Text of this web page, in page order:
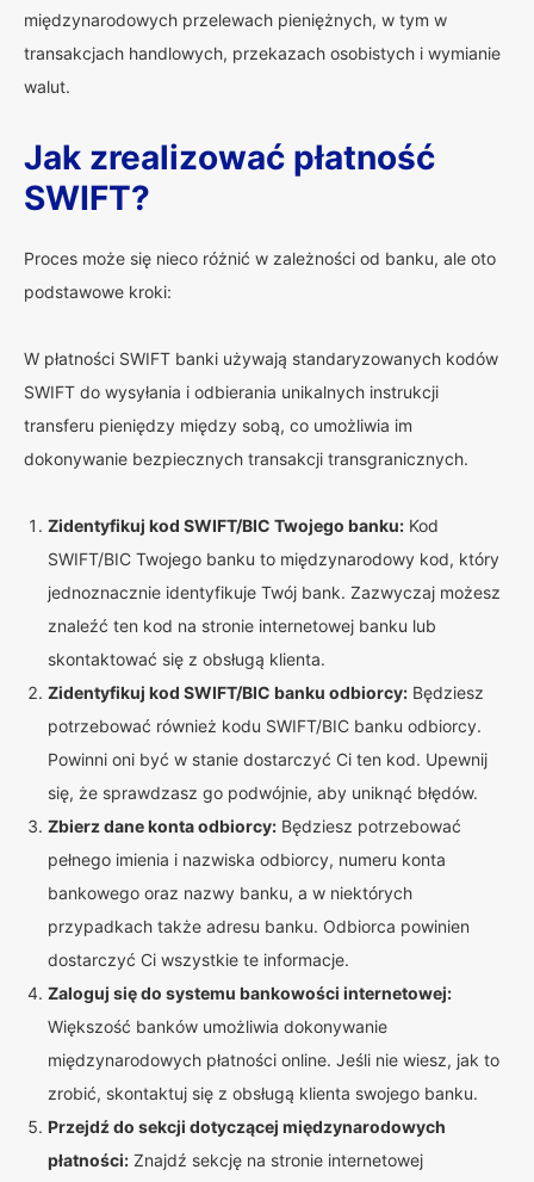
międzynarodowych przelewach pieniężnych, w tym w
transakcjach handlowych, przekazach osobistych i wymianie
walut.
Jak zrealizować płatność
SWIFT?
Proces może się nieco różnić w zależności od banku, ale oto
podstawowe kroki:
W płatności SWIFT banki używają standaryzowanych kodów
SWIFT do wysyłania i odbierania unikalnych instrukcji
transferu pieniędzy między sobą, co umożliwia im
dokonywanie bezpiecznych transakcji transgranicznych.
Zidentyfikuj kod SWIFT/BIC Twojego banku: Kod
SWIFT/BIC Twojego banku to międzynarodowy kod, który
jednoznacznie identyfikuje Twój bank. Zazwyczaj możesz
znaleźć ten kod na stronie internetowej banku lub
skontaktować się z obsługą klienta.
Zidentyfikuj kod SWIFT/BIC banku odbiorcy: Będziesz
potrzebować również kodu SWIFT/BIC banku odbiorcy.
Powinni oni być w stanie dostarczyć Ci ten kod. Upewnij
się, że sprawdzasz go podwójnie, aby uniknąć błędów.
Zbierz dane konta odbiorcy: Będziesz potrzebować
pełnego imienia i nazwiska odbiorcy, numeru konta
bankowego oraz nazwy banku, a w niektórych
przypadkach także adresu banku. Odbiorca powinien
dostarczyć Ci wszystkie te informacje.
Zaloguj się do systemu bankowości internetowej:
Większość banków umożliwia dokonywanie
międzynarodowych płatności online. Jeśli nie wiesz, jak to
zrobić, skontaktuj się z obsługą klienta swojego banku.
Przejdź do sekcji dotyczącej międzynarodowych
płatności: Znajdź sekcję na stronie internetowej